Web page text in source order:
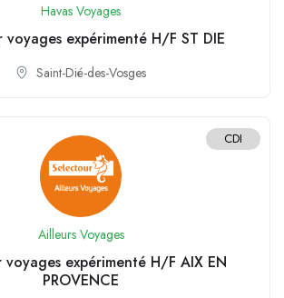
Havas Voyages
voyages expérimenté H/F ST DIE
Saint-Dié-des-Vosges
CDI
Ailleurs Voyages
voyages expérimenté H/F AIX EN
PROVENCE